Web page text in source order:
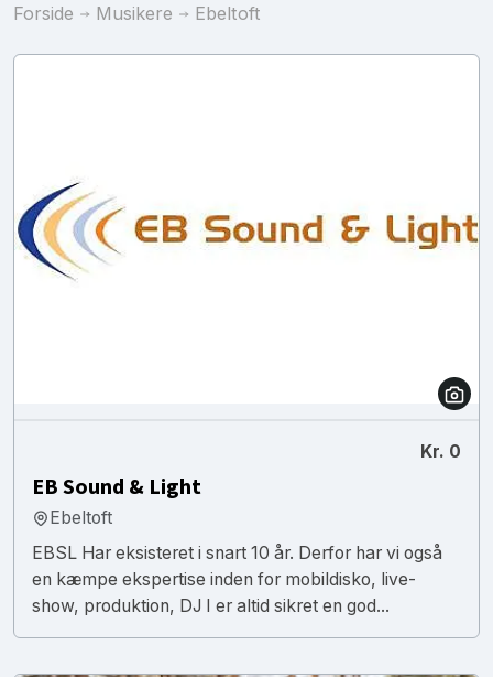
Forside Musikere Ebeltoft
Kr. 0
EB Sound & Light
Ebeltoft
EBSL Har eksisteret i snart 10 år. Derfor har vi også
en kæmpe ekspertise inden for mobildisko, live-
show, produktion, DJ I er altid sikret en god...